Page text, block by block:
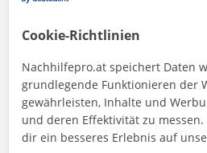
1. Lektion gratis
Cookie-Richtlinien
Nachhilfepro.at speichert Daten
grundlegende Funktionieren der
gewährleisten, Inhalte und
und deren Effektivität zu
dir ein besseres Erlebnis auf